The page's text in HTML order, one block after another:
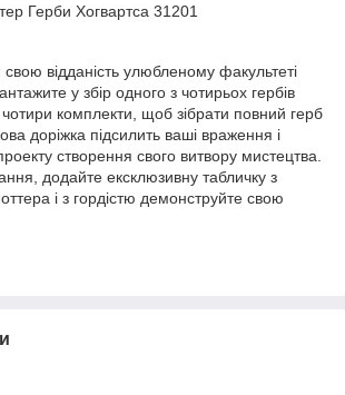
Герби Хогвартса 31201
свою відданість улюбленому факультеті
у збір одного з чотирьох гербів
комплекти, щоб зібрати повний герб
доріжка підсилить ваші враження і
створення свого витвору мистецтва.
додайте ексклюзивну табличку з
і з гордістю демонструйте свою